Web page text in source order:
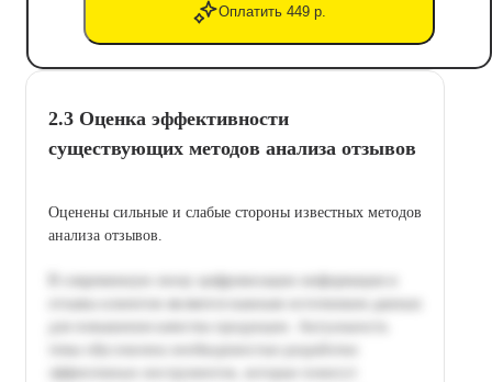
Оплатить 449 р.
2.3 Оценка эффективности
существующих методов анализа отзывов
Оценены сильные и слабые стороны известных методов
анализа отзывов.